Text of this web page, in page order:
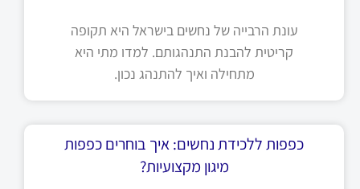
עונת הרבייה של נחשים בישראל היא תקופה
קריטית להבנת התנהגותם. למדו מתי היא
מתחילה ואיך להתנהג נכון.
כפפות ללכידת נחשים: איך בוחרים כפפות
מיגון מקצועיות?